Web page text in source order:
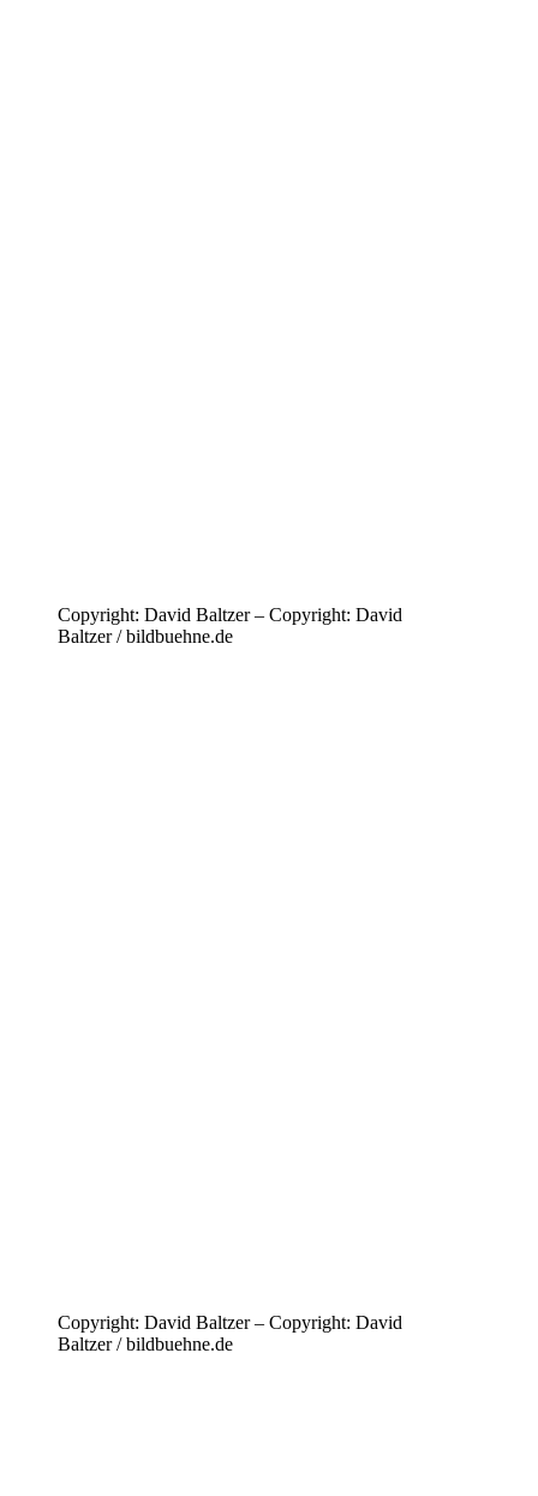
Copyright: David Baltzer – Copyright: David
Baltzer / bildbuehne.de
Copyright: David Baltzer – Copyright: David
Baltzer / bildbuehne.de